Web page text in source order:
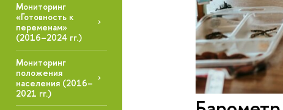
Мониторинг
«Готовность к
переменам»
(2016–2024 гг.)
Мониторинг
положения
населения (2016–
2021 гг.)